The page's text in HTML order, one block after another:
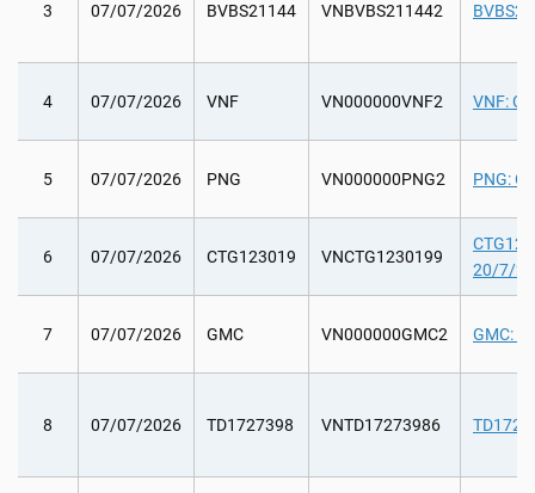
3 07/07/2026 BVBS21144 VNBVBS211442
4 07/07/2026 VNF VN000000VNF2 VNF:
5 07/07/2026 PNG VN000000PNG2 PNG:
6 07/07/2026 CTG123019 VNCTG1230199
20/7/
7 07/07/2026 GMC VN000000GMC2 GMC:
8 07/07/2026 TD1727398 VNTD17273986